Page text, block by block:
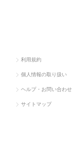
利用規約
個人情報の取り扱い
ヘルプ・お問い合わせ
サイトマップ